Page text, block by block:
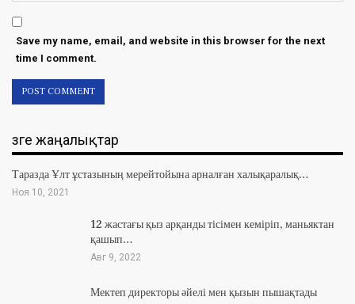
Save my name, email, and website in this browser for the next
time I comment.
Өзге жаңалықтар
Таразда Ұлт ұстазының мерейтойына арналған халықаралық…
Ноя 10, 2021
12 жастағы қыз арқанды тісімен кеміріп, маньяктан
қашып…
Авг 9, 2022
Мектеп директоры әйелі мен қызын пышақтады